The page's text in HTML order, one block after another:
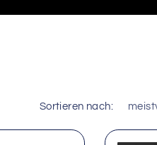
R
n
Sortieren nach: